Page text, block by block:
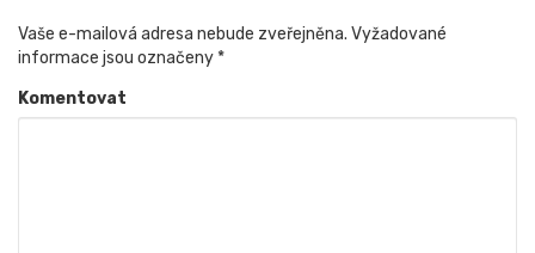
Vaše e-mailová adresa nebude zveřejněna. Vyžadované
informace jsou označeny *
Komentovat